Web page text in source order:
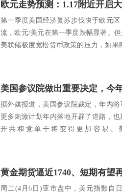
第一季度美国经济复苏步伐快于欧元
流，欧元/美元在第一季度跌幅显著。
美联储极度宽松货币政策的压力，如
美国参议院做出重要决定，今
据外媒报道，美国参议院裁定，年内
更多刺激计划年内落地开辟了道路，
开共和党单干将变得更加容易。
周二(4月6日)亚市盘中，美元指数自